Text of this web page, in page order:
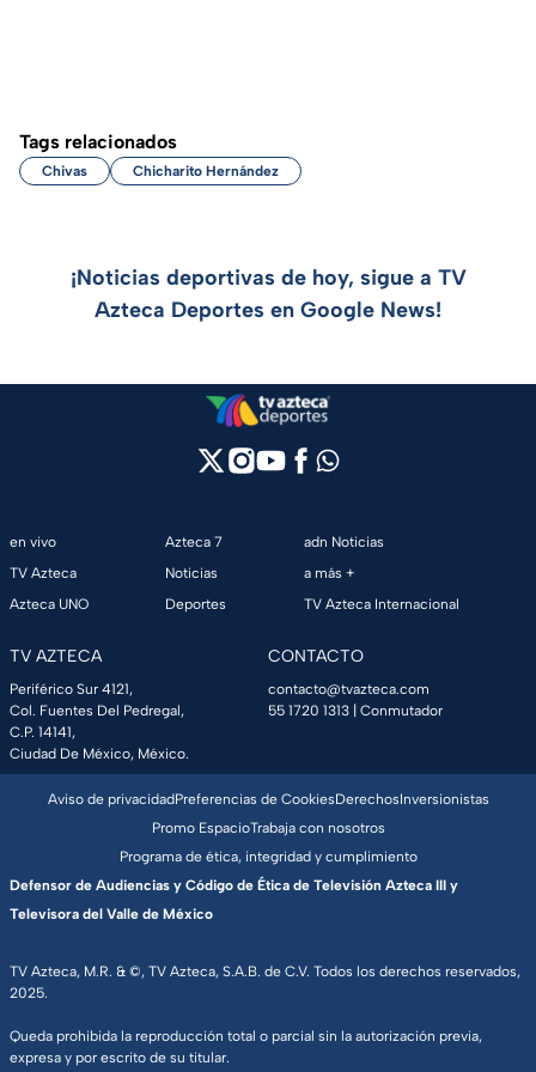
Tags relacionados
Chivas Chicharito Hernández
¡Noticias deportivas de hoy, sigue a TV
Azteca Deportes en Google News!
en vivo
TV Azteca
Azteca UNO
Azteca 7
Noticias
Deportes
adn Noticias
a más +
TV Azteca Internacional
TV AZTECA
Periférico Sur 4121,
Col. Fuentes Del Pedregal,
C.P. 14141,
Ciudad De México, México.
CONTACTO
contacto@tvazteca.com
55 1720 1313 | Conmutador
TV Azteca, M.R. & ©, TV Azteca, S.A.B. de C.V. Todos los derechos reservados,
2025.
Queda prohibida la reproducción total o parcial sin la autorización previa,
expresa y por escrito de su titular.
Aviso de privacidadPreferencias de CookiesDerechosInversionistas
Promo EspacioTrabaja con nosotros
Programa de ética, integridad y cumplimiento
Defensor de Audiencias y Código de Ética de Televisión Azteca III y
Televisora del Valle de México